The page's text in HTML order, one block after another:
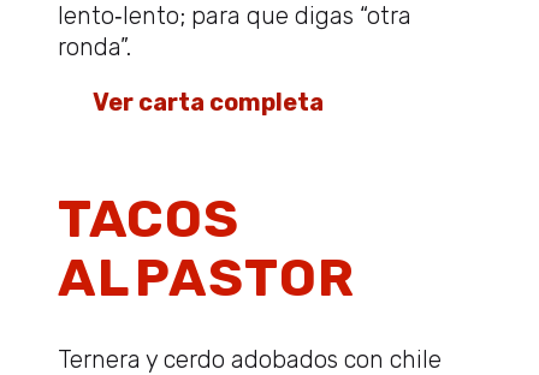
lento‑lento; para que digas “otra
ronda”.
Ver carta completa
TACOS
AL PASTOR
Ternera y cerdo adobados con chile